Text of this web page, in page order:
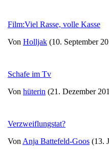
Film:Viel Rasse, volle Kasse
Von Holljak (10. September
Schafe im Tv
Von hüterin (21. Dezember
Verzweiflungstat?
Von Anja Battefeld-Goos (13.